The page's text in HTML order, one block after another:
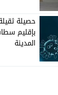
حصيلة
بإقليم
المدينة